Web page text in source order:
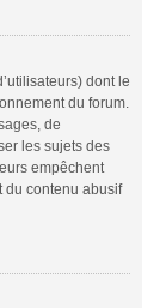
dont le
du forum.
de
les sujets des
empêchent
contenu abusif